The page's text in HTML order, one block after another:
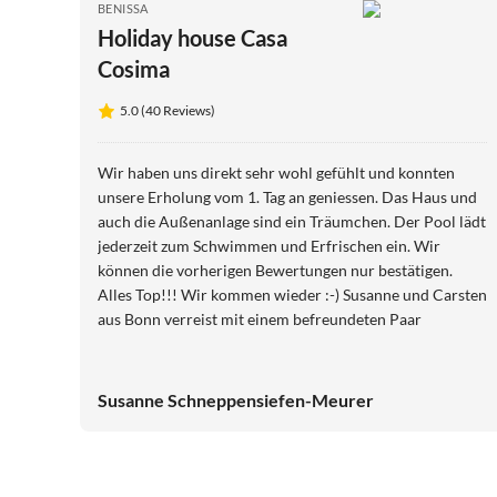
BENISSA
Holiday house Casa
Cosima
5.0 (40 Reviews)
Wir haben uns direkt sehr wohl gefühlt und konnten
unsere Erholung vom 1. Tag an geniessen. Das Haus und
auch die Außenanlage sind ein Träumchen. Der Pool lädt
jederzeit zum Schwimmen und Erfrischen ein. Wir
können die vorherigen Bewertungen nur bestätigen.
Alles Top!!! Wir kommen wieder :-) Susanne und Carsten
aus Bonn verreist mit einem befreundeten Paar
Susanne Schneppensiefen-Meurer